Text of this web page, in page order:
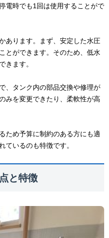
電時でも1回は使用することがで
あります。まず、安定した水圧
とができます。そのため、低水
きます。
、タンク内の部品交換や修理が
みを変更できたり、柔軟性が高
ため予算に制約のある方にも適
ているのも特徴です。
と特徴